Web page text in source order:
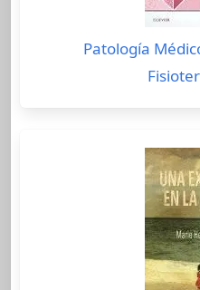
Patología